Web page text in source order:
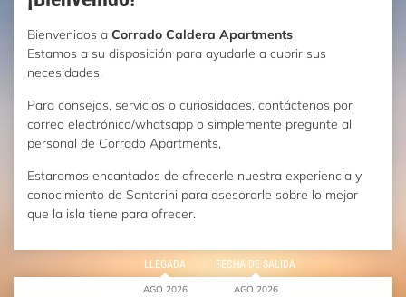
Bienvenidos a Corrado Caldera Apartments
Estamos a su disposición para ayudarle a cubrir sus
necesidades.
Para consejos, servicios o curiosidades, contáctenos por
correo electrónico/whatsapp o simplemente pregunte al
personal de Corrado Apartments,
Estaremos encantados de ofrecerle nuestra experiencia y
conocimiento de Santorini para asesorarle sobre lo mejor
que la isla tiene para ofrecer.
LLEGADA
AGO 2026
FECHA DE SALIDA
AGO 2026